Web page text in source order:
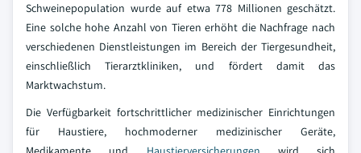
Schweinepopulation wurde auf etwa 778 Millionen geschätzt.
Eine solche hohe Anzahl von Tieren erhöht die Nachfrage nach
verschiedenen Dienstleistungen im Bereich der Tiergesundheit,
einschließlich Tierarztkliniken, und fördert damit das
Marktwachstum.
Die Verfügbarkeit fortschrittlicher medizinischer Einrichtungen
für Haustiere, hochmoderner medizinischer Geräte,